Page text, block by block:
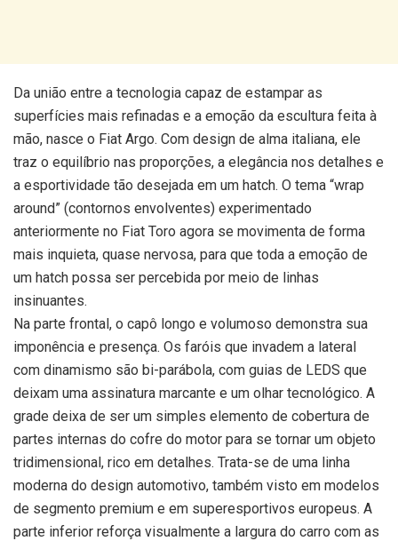
Da união entre a tecnologia capaz de estampar as
superfícies mais refinadas e a emoção da escultura feita à
mão, nasce o Fiat Argo. Com design de alma italiana, ele
traz o equilíbrio nas proporções, a elegância nos detalhes e
a esportividade tão desejada em um hatch. O tema “wrap
around” (contornos envolventes) experimentado
anteriormente no Fiat Toro agora se movimenta de forma
mais inquieta, quase nervosa, para que toda a emoção de
um hatch possa ser percebida por meio de linhas
insinuantes.
Na parte frontal, o capô longo e volumoso demonstra sua
imponência e presença. Os faróis que invadem a lateral
com dinamismo são bi-parábola, com guias de LEDS que
deixam uma assinatura marcante e um olhar tecnológico. A
grade deixa de ser um simples elemento de cobertura de
partes internas do cofre do motor para se tornar um objeto
tridimensional, rico em detalhes. Trata-se de uma linha
moderna do design automotivo, também visto em modelos
de segmento premium e em superesportivos europeus. A
parte inferior reforça visualmente a largura do carro com as